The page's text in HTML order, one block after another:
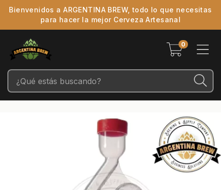
Bienvenidos a ARGENTINA BREW, todo lo que necesitas
para hacer la mejor Cerveza Artesanal
0